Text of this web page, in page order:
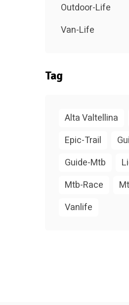
Outdoor-Life
Van-Life
Tag
Alta Valtellina
Epic-Trail
Guide-Mtb
Mtb-Race
Vanlife